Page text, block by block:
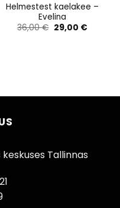
Helmestest kaelakee –
Evelina
36,00€ Algne
hind
29,00 €
Tallinnas